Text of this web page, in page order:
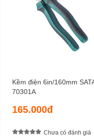
Kềm điện 6in/160mm
70301A
165.000đ
Chưa có đánh giá